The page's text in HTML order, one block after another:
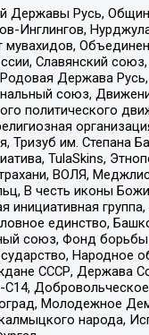
Русь,
Славянский
Держава
союз,
политического
им. Степана
TulaSkins,
ВОЛЯ,
В честь иконы
единство,
союз, Фонд
СССР, Держава
Молодежное
народа,